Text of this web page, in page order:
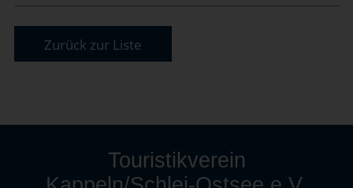
Zurück zur Liste
Touristikverein